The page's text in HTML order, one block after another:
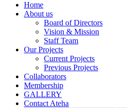
Home
About us
Board of Directors
Vision & Mission
Staff Team
Our Projects
Current Projects
Previous Projects
Collaborators
Membership
GALLERY
Contact Ateha